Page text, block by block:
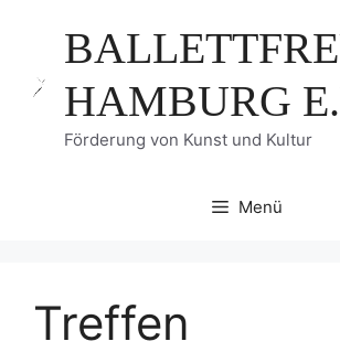
springen
HAMBURG
Förderung von Kunst und Kultur
Menü
Treffen